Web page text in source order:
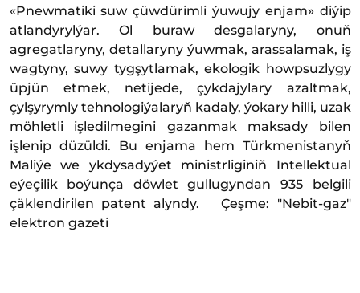
«Pnewmatiki suw çüwdürimli ýuwujy enjam» diýip
atlandyrylýar. Ol buraw desgalaryny, onuň
agregatlaryny, detallaryny ýuwmak, arassalamak, iş
wagtyny, suwy tygşytlamak, ekologik howpsuzlygy
üpjün etmek, netijede, çykdajylary azaltmak,
çylşyrymly tehnologiýalaryň kadaly, ýokary hilli, uzak
möhletli işledilmegini gazanmak maksady bilen
işlenip düzüldi. Bu enjama hem Türkmenistanyň
Maliýe we ykdysadyýet ministrliginiň Intellektual
eýeçilik boýunça döwlet gullugyndan 935 belgili
çäklendirilen patent alyndy. Çeşme: "Nebit-gaz"
elektron gazeti